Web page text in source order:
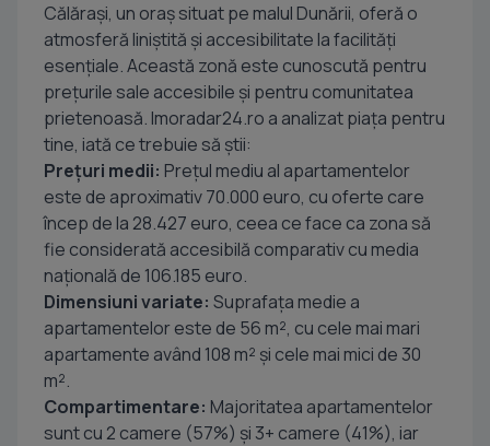
Călărași, un oraș situat pe malul Dunării, oferă o
atmosferă liniștită și accesibilitate la facilități
esențiale. Această zonă este cunoscută pentru
prețurile sale accesibile și pentru comunitatea
prietenoasă. Imoradar24.ro a analizat piața pentru
tine, iată ce trebuie să știi:
Prețuri medii: Prețul mediu al apartamentelor
este de aproximativ 70.000 euro, cu oferte care
încep de la 28.427 euro, ceea ce face ca zona să
fie considerată accesibilă comparativ cu media
națională de 106.185 euro.
Dimensiuni variate: Suprafața medie a
apartamentelor este de 56 m², cu cele mai mari
apartamente având 108 m² și cele mai mici de 30
m².
Compartimentare: Majoritatea apartamentelor
sunt cu 2 camere (57%) și 3+ camere (41%), iar